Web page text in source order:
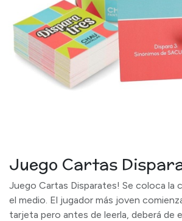
Juego Cartas
Juego Cartas Disparates! Se coloca la
el medio. El jugador más joven
tarjeta pero antes de leerla, deberá de